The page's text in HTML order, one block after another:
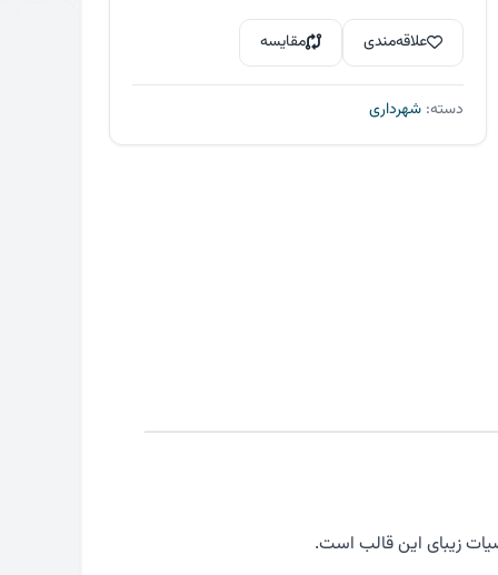
ای
وردپرس
شهرداری
3
عدد
علاقه‌مندی مقایسه
دسته: شهرداری
زیبای این قالب است.